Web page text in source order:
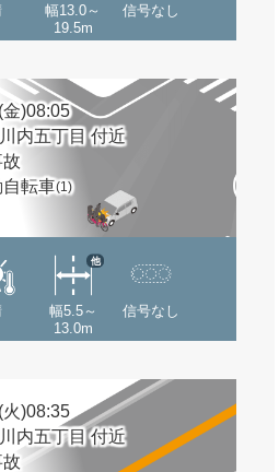
幅13.0～
19.5m
信号なし
)08:05
内五丁目 付近
自転車(1)
幅5.5～
13.0m
他
信号なし
)08:35
内五丁目 付近